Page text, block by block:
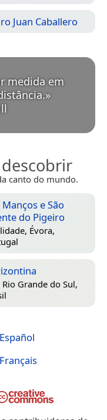
Juan Caballero
medida em
»
canto do mundo.
Manços e São
do Pigeiro
Évora,
Rio Grande do Sul,
Español
Français